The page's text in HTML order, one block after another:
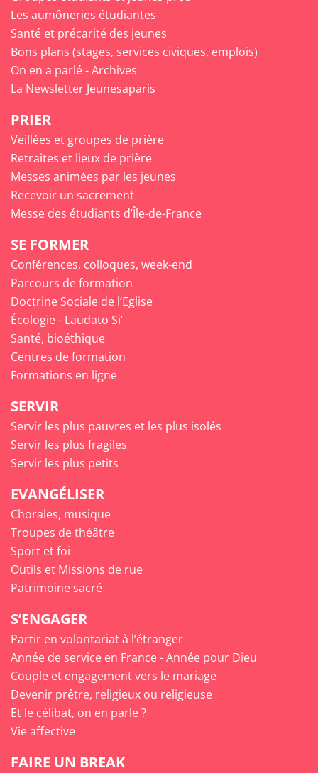
Les aumôneries étudiantes
Santé et précarité des jeunes
Bons plans (stages, services civiques, emplois)
On en a parlé - Archives
La Newsletter Jeunesaparis
PRIER
Veillées et groupes de prière
Retraites et lieux de prière
Messes animées par les jeunes
Recevoir un sacrement
Messe des étudiants d’Île-de-France
SE FORMER
Conférences, colloques, week-end
Parcours de formation
Doctrine Sociale de l’Eglise
Écologie - Laudato Si’
Santé, bioéthique
Centres de formation
Formations en ligne
SERVIR
Servir les plus pauvres et les plus isolés
Servir les plus fragiles
Servir les plus petits
EVANGÉLISER
Chorales, musique
Troupes de théâtre
Sport et foi
Outils et Missions de rue
Patrimoine sacré
S’ENGAGER
Partir en volontariat à l’étranger
Année de service en France - Année pour Dieu
Couple et engagement vers le mariage
Devenir prêtre, religieux ou religieuse
Et le célibat, on en parle ?
Vie affective
FAIRE UN BREAK